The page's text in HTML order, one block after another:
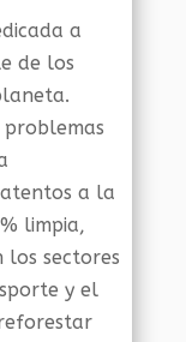
a
de los
a la
limpia,
los sectores
y el